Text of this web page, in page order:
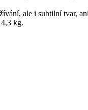
ale i subtilní tvar,
kg.